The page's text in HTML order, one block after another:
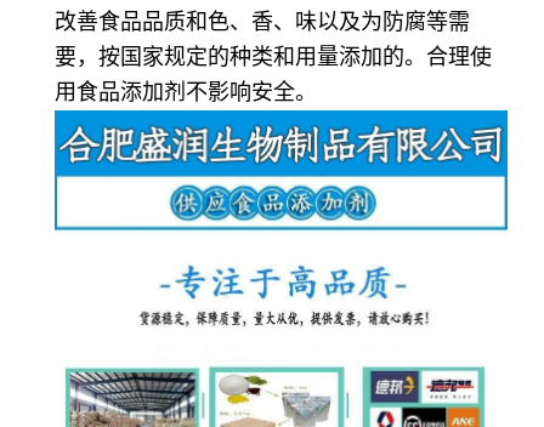
改善食品品质和色、香、味以及为防腐等需
要，按国家规定的种类和用量添加的。合理使
用食品添加剂不影响安全。